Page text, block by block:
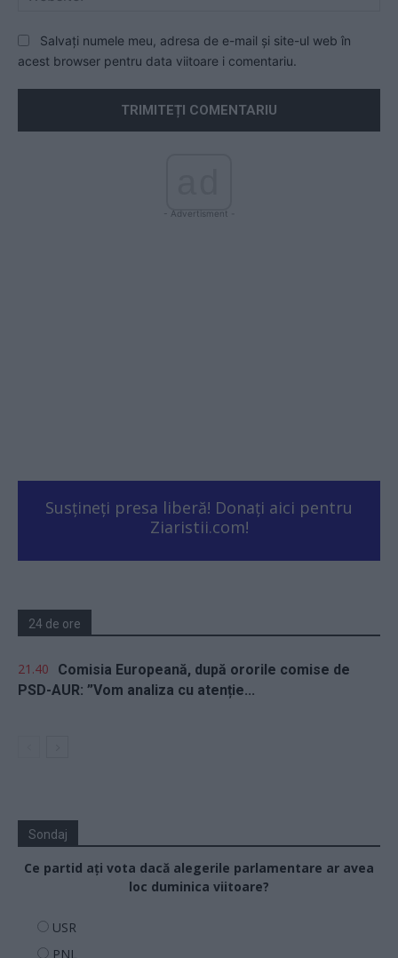
Salvați numele meu, adresa de e-mail și site-ul web în
acest browser pentru data viitoare i comentariu.
- Advertisment -
Susțineți presa liberă! Donați aici pentru
Ziaristii.com!
24 de ore
21.40
Comisia Europeană, după ororile comise de
PSD-AUR: ”Vom analiza cu atenție...
Sondaj
Ce partid ați vota dacă alegerile parlamentare ar avea
loc duminica viitoare?
USR
PNL